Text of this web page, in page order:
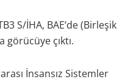
S/İHA, BAE’de (Birleşik
çıktı.
İnsansız Sistemler